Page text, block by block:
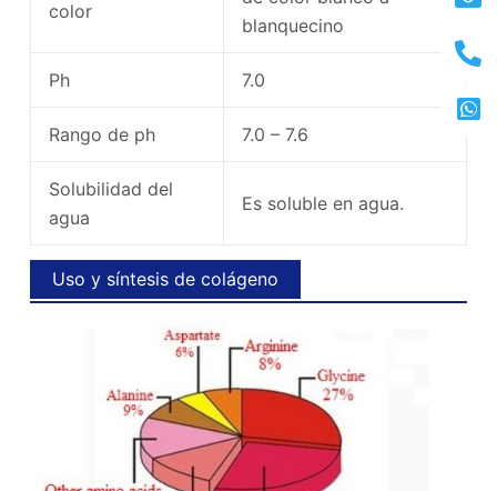
color
blanquecino
Ph 7.0
Rango de ph 7.0 – 7.6
Solubilidad del
agua
Es soluble en agua.
Uso y síntesis de colágeno